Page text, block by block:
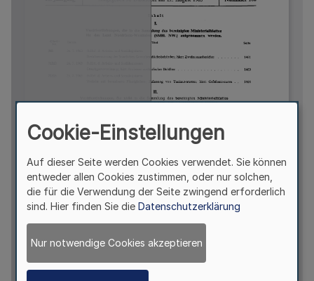
Cookie-Einstellungen
Auf dieser Seite werden Cookies verwendet. Sie können
entweder allen Cookies zustimmen, oder nur solchen,
die für die Verwendung der Seite zwingend erforderlich
sind. Hier finden Sie die Datenschutzerklärung
Nur notwendige Cookies akzeptieren